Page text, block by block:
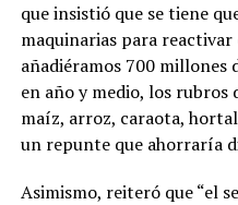
que insistió que se tiene
maquinarias para
añadiéramos 700 millones
en año y medio, los rubros
maíz, arroz, caraota,
un repunte que ahorraría
Asimismo, reiteró que “el